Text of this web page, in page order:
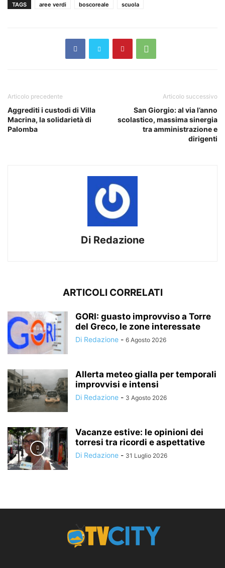
TAGS aree verdi boscoreale scuola
Articolo precedente
Aggrediti i custodi di Villa
Macrina, la solidarietà di
Palomba
Articolo successivo
San Giorgio: al via l’anno
scolastico, massima sinergia
tra amministrazione e
dirigenti
Di Redazione
ARTICOLI CORRELATI
GORI: guasto improvviso a Torre
del Greco, le zone interessate
Di Redazione - 6 Agosto 2026
Allerta meteo gialla per temporali
improvvisi e intensi
Di Redazione - 3 Agosto 2026
Vacanze estive: le opinioni dei
torresi tra ricordi e aspettative
Di Redazione - 31 Luglio 2026